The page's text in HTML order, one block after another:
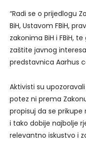
“Radi se o prijedlogu
BiH, Ustavom FBiH,
zakonima BiH i FBiH,
zaštite javnog
predstavnica Aarhus
Aktivisti su
potez ni prema
propisuj da se
i tako dobije najbolje
relevantno iskustvo i